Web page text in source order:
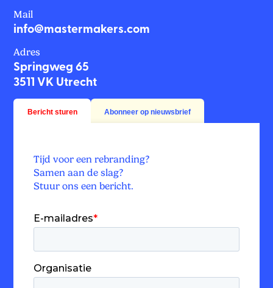
Mail
info@mastermakers.com
Adres
Springweg 65
3511 VK Utrecht
Bericht sturen Abonneer op nieuwsbrief
Tijd voor een rebranding?
Samen aan de slag?
Stuur ons een bericht.